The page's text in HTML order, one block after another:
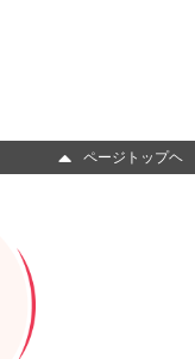
ページトップヘ